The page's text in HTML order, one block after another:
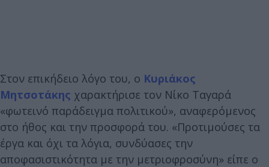
Στον επικήδειο λόγο του, ο Κυριάκος
Μητσοτάκης χαρακτήρισε τον Νίκο Ταγαρά
«φωτεινό παράδειγμα πολιτικού», αναφερόμενος
στο ήθος και την προσφορά του. «Προτιμούσες τα
έργα και όχι τα λόγια, συνδύασες την
αποφασιστικότητα με την μετριοφροσύνη» είπε ο